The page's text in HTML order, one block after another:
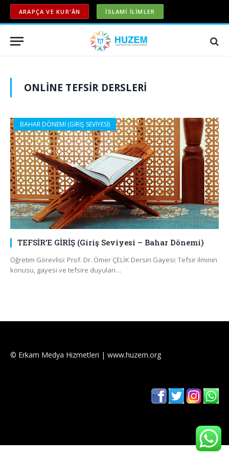
ARAPÇA VE KUR'ÂN İSLAMİ İLİMLER
ONLINE TEFSIR DERSLERI
BAHAR DÖNEMİ (GİRİŞ SEVİYESİ)
TEFSİR’E GİRİŞ (Giriş Seviyesi – Bahar Dönemi)
Öğretim Görevlisi: Prof. Dr. Ömer ÇELİK Dersin Gayesi: Tefsir ilminin
konusu, gayesi ve tefsire duyulan…
© Erkam Medya Hizmetleri | www.huzem.org